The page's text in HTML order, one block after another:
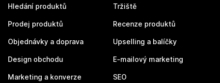
Hledání produktů
Prodej produktů
Objednávky a doprava
Design obchodu
Marketing a konverze
Tržiště
Recenze produktů
Upselling a balíčky
E-mailový marketing
SEO